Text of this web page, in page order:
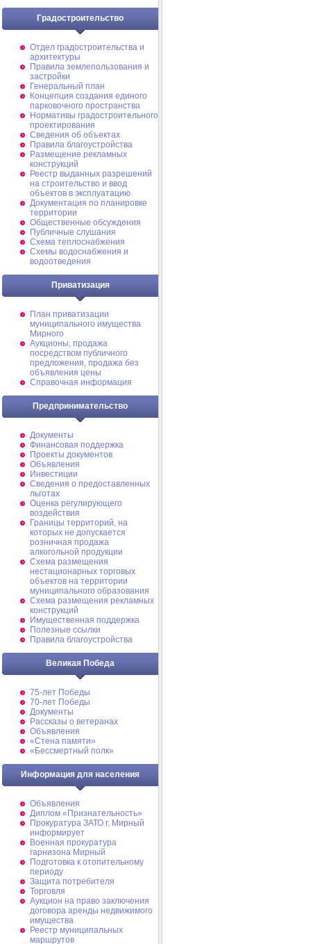
Градостроительство
Отдел градостроительства и
архитектуры
Правила землепользования и
застройки
Генеральный план
Концепция создания единого
парковочного пространства
Нормативы градостроительного
проектирования
Сведения об объектах
Правила благоустройства
Размещение рекламных
конструкций
Реестр выданных разрешений
на строительство и ввод
объектов в эксплуатацию
Документация по планировке
территории
Общественные обсуждения
Публичные слушания
Схема теплоснабжения
Схемы водоснабжения и
водоотведения
Приватизация
План приватизации
муниципального имущества
Мирного
Аукционы, продажа
посредством публичного
предложения, продажа без
объявления цены
Справочная информация
Предпринимательство
Документы
Финансовая поддержка
Проекты документов
Объявления
Инвестиции
Сведения о предоставленных
льготах
Оценка регулирующего
воздействия
Границы территорий, на
которых не допускается
розничная продажа
алкогольной продукции
Схема размещения
нестационарных торговых
объектов на территории
муниципального образования
Схема размещения рекламных
конструкций
Имущественная поддержка
Полезные ссылки
Правила благоустройства
Великая Победа
75-лет Победы
70-лет Победы
Документы
Рассказы о ветеранах
Объявления
«Стена памяти»
«Бессмертный полк»
Информация для населения
Объявления
Диплом «Признательность»
Прокуратура ЗАТО г. Мирный
информирует
Военная прокуратура
гарнизона Мирный
Подготовка к отопительному
периоду
Защита потребителя
Торговля
Аукцион на право заключения
договора аренды недвижимого
имущества
Реестр муниципальных
маршрутов